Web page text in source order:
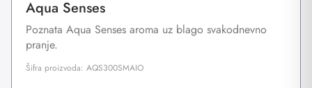
Aqua Senses
Poznata Aqua Senses aroma uz blago svakodnevno
pranje.
Šifra proizvoda: AQS300SMAIO